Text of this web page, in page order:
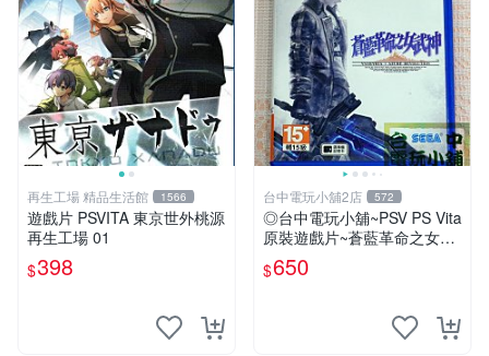
再生工場 精品生活館 1566
遊戲片 PSVITA 東京世外桃源
再生工場 01
$398
台中電玩小舖2店 572
◎台中電玩小舖~PSV PS Vita
原裝遊戲片~蒼藍革命之女武
神 中文版 中文版 ~650
$650